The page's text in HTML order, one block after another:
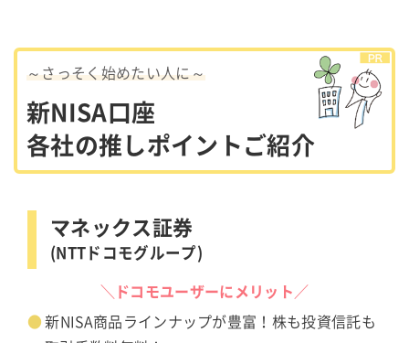
～さっそく始めたい人に～
新NISA口座
各社の推しポイントご紹介
マネックス証券
(NTTドコモグループ)
＼ドコモユーザーにメリット／
新NISA商品ラインナップが豊富！株も投資信託も